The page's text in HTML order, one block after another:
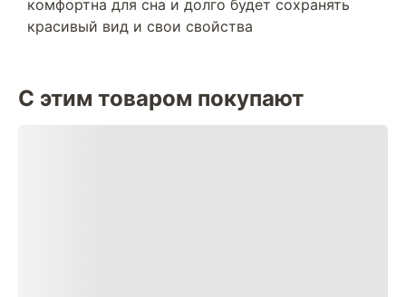
комфортна для сна и долго будет сохранять
красивый вид и свои свойства
С этим товаром покупают